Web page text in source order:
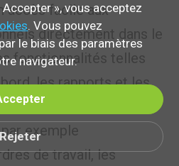
accès facile aux
directement dans le
fonctionnalités telles
les rapports et les
voir ce qui se
exemple
de travail, les
», vous acceptez
. Vous pouvez
le biais des paramètres
navigateur.
Rejeter